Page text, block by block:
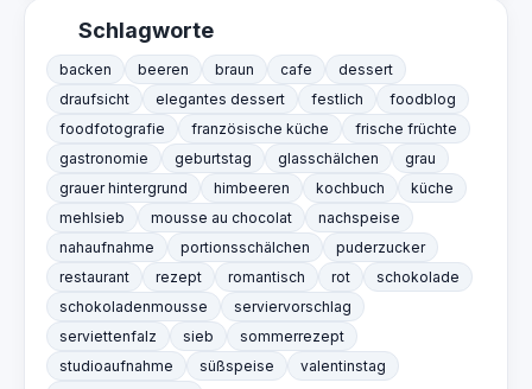
Schlagworte
backen beeren braun cafe
dessert
draufsicht
elegantes dessert festlich
foodblog
foodfotografie
französische küche
frische früchte
gastronomie
geburtstag glasschälchen
grau
grauer hintergrund
himbeeren kochbuch
küche
mehlsieb
mousse au chocolat
nachspeise
nahaufnahme
portionsschälchen
puderzucker
restaurant
rezept romantisch rot
schokolade
schokoladenmousse
serviervorschlag
serviettenfalz
sieb
sommerrezept
studioaufnahme
süßspeise
valentinstag